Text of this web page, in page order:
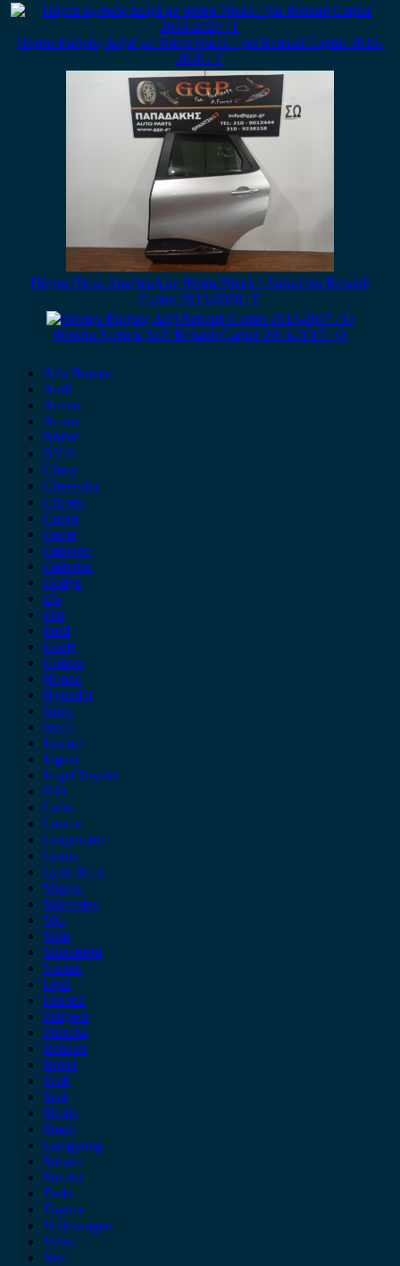
Πόρτα Εμπρός Δεξιά με Φάσα Νίκελ / για Renault Captur 2013-
2020 / Γ
Πόρτα Πίσω Αριστερή με Φάσα Νίκελ / Ασημί για Renault
Captur 2013-2020 / Γ
Φανάρι Εμπρός Δεξί Renault Captur 2013-2017 / Ο
Alfa Romeo
Audi
Austin
Acura
BMW
BYD
Chery
Chevrolet
Citroen
Cupra
Dacia
Daewoo
Daihatsu
Dodge
DS
Fiat
Ford
Geely
Gonow
Honda
Hyundai
Isuzu
iveco
Jaecoo
Jaguar
Jeep Chrysler
KIA
Lada
Lancia
Leapmotor
Lexus
Lynk & co
Mazda
Mercedes
MG
Mini
Mitsubishi
Nissan
Opel
Omoda
Peugeot
Porsche
Renault
Rover
Saab
Seat
Skoda
Smart
ssangyong
Subaru
Suzuki
Tesla
Toyota
Volkswagen
Volvo
Xev